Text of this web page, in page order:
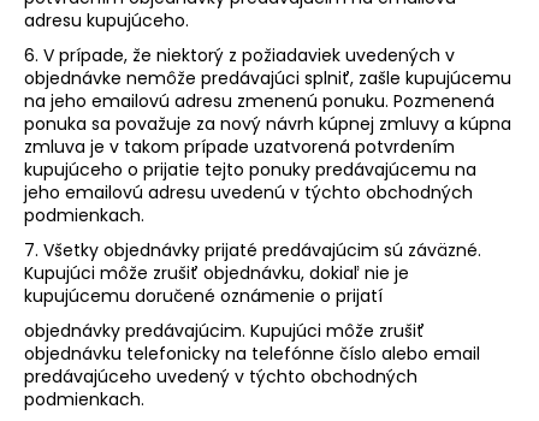
adresu kupujúceho.
6. V prípade, že niektorý z požiadaviek uvedených v
objednávke nemôže predávajúci splniť, zašle kupujúcemu
na jeho emailovú adresu zmenenú ponuku. Pozmenená
ponuka sa považuje za nový návrh kúpnej zmluvy a kúpna
zmluva je v takom prípade uzatvorená potvrdením
kupujúceho o prijatie tejto ponuky predávajúcemu na
jeho emailovú adresu uvedenú v týchto obchodných
podmienkach.
7. Všetky objednávky prijaté predávajúcim sú záväzné.
Kupujúci môže zrušiť objednávku, dokiaľ nie je
kupujúcemu doručené oznámenie o prijatí
objednávky predávajúcim. Kupujúci môže zrušiť
objednávku telefonicky na telefónne číslo alebo email
predávajúceho uvedený v týchto obchodných
podmienkach.